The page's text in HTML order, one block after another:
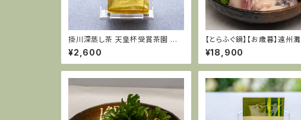
掛川深蒸し茶 天皇杯受賞茶園 栽
培茶 プレミアム粟ヶ岳
¥2,600
【とらふぐ鍋】【お歳暮】遠州
天然てっちりセット(天然とら
４〜５人前
¥18,900